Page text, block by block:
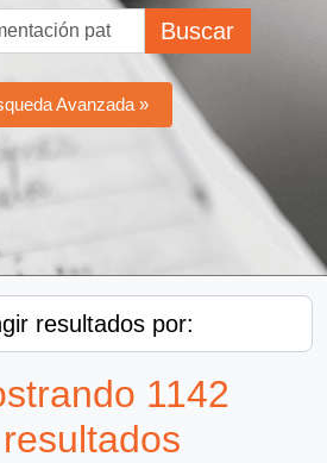
Buscar
Avanzada »
resultados por:
1142
resultados